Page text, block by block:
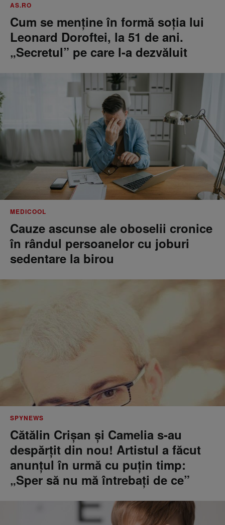
AS.RO
Cum se menţine în formă soţia lui
Leonard Doroftei, la 51 de ani.
„Secretul” pe care l-a dezvăluit
MEDICOOL
Cauze ascunse ale oboselii cronice
în rândul persoanelor cu joburi
sedentare la birou
SPYNEWS
Cătălin Crișan și Camelia s-au
despărțit din nou! Artistul a făcut
anunțul în urmă cu puțin timp:
„Sper să nu mă întrebați de ce”